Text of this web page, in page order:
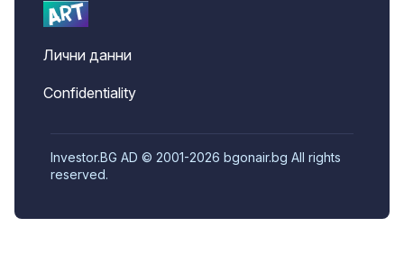
Лични данни
Confidentiality
Investor.BG AD © 2001-2026 bgonair.bg All rights
reserved.